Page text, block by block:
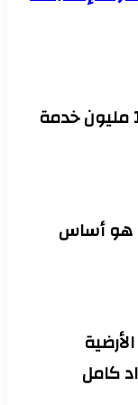
«100 يوم صحة» تنطلق بأكثر من 1.36 مليون خدمة
هو أساس
كامل